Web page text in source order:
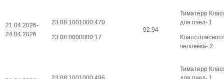
21.04.2026-
24.04.2026
23:08:1001000:470
23:08:0000000:17
92.94
Тиматерр
для пчел- 1
Класс
человека- 2
Тиматерр